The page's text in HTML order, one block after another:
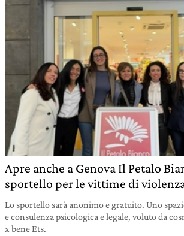
Apre anche a Genova Il Petalo
sportello per le vittime di
Lo sportello sarà anonimo e gratuito. Uno
e consulenza psicologica e legale, voluto da
x bene Ets.